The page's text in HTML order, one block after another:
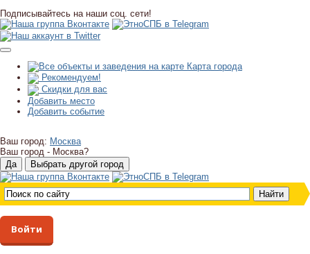
Подписывайтесь на наши соц. сети!
Карта города
Рекомендуем!
Скидки для вас
Добавить место
Добавить событие
Ваш город: Москва
Ваш город - Москва?
Войти